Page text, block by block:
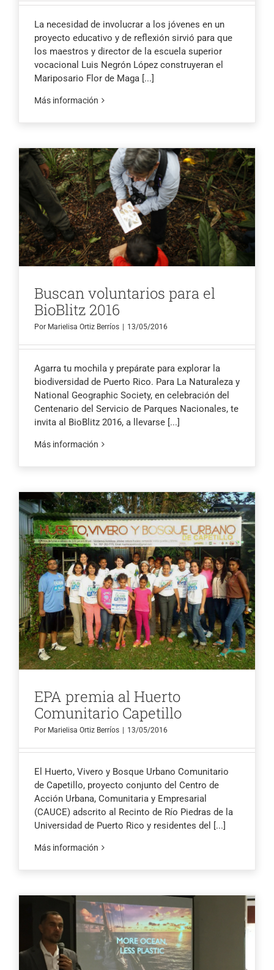
La necesidad de involucrar a los jóvenes en un
proyecto educativo y de reflexión sirvió para que
los maestros y director de la escuela superior
vocacional Luis Negrón López construyeran el
Mariposario Flor de Maga [...]
Más información
Buscan voluntarios para el
BioBlitz 2016
Por Marielisa Ortiz Berríos 13/05/2016
Agarra tu mochila y prepárate para explorar la
biodiversidad de Puerto Rico. Para La Naturaleza y
National Geographic Society, en celebración del
Centenario del Servicio de Parques Nacionales, te
invita al BioBlitz 2016, a llevarse [...]
Más información
EPA premia al Huerto
Comunitario Capetillo
Por Marielisa Ortiz Berríos | 13/05/2016
El Huerto, Vivero y Bosque Urbano Comunitario
de Capetillo, proyecto conjunto del Centro de
Acción Urbana, Comunitaria y Empresarial
(CAUCE) adscrito al Recinto de Río Piedras de la
Universidad de Puerto Rico y residentes del [...]
Más información